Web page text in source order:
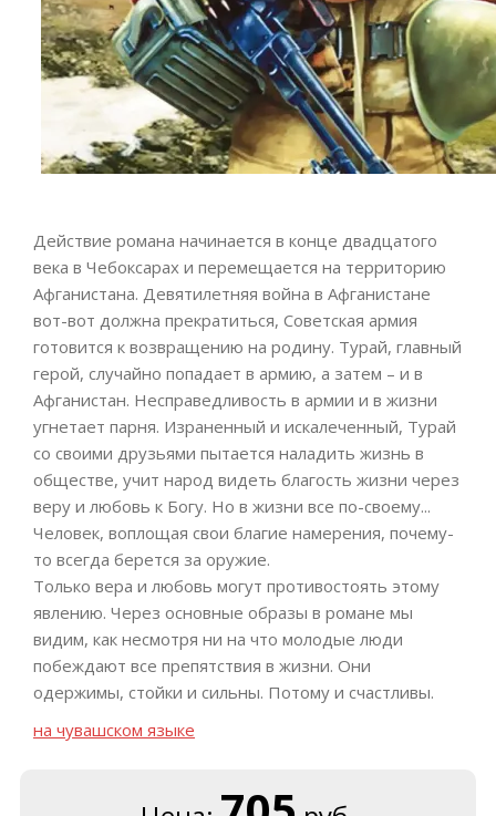
Действие романа начинается в конце двадцатого
века в Чебоксарах и перемещается на территорию
Афганистана. Девятилетняя война в Афганистане
вот-вот должна прекратиться, Советская армия
готовится к возвращению на родину. Турай, главный
герой, случайно попадает в армию, а затем – и в
Афганистан. Несправедливость в армии и в жизни
угнетает парня. Израненный и искалеченный, Турай
со своими друзьями пытается наладить жизнь в
обществе, учит народ видеть благость жизни через
веру и любовь к Богу. Но в жизни все по-своему...
Человек, воплощая свои благие намерения, почему-
то всегда берется за оружие.
Только вера и любовь могут противостоять этому
явлению. Через основные образы в романе мы
видим, как несмотря ни на что молодые люди
побеждают все препятствия в жизни. Они
одержимы, стойки и сильны. Потому и счастливы.
на чувашском языке